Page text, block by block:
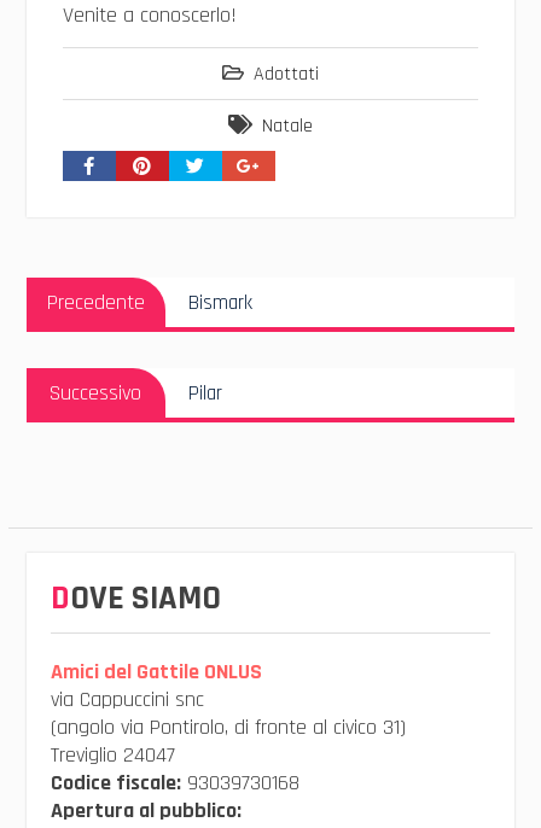
Venite a conoscerlo!
Adottati
Natale
Navigazione
articoli
Precedente
Precedente:
Bismark
Successivo
Successivo:
Pilar
DOVE SIAMO
Amici del Gattile ONLUS
via Cappuccini snc
(angolo via Pontirolo, di fronte al civico 31)
Treviglio 24047
Codice fiscale:93039730168
Apertura al pubblico: